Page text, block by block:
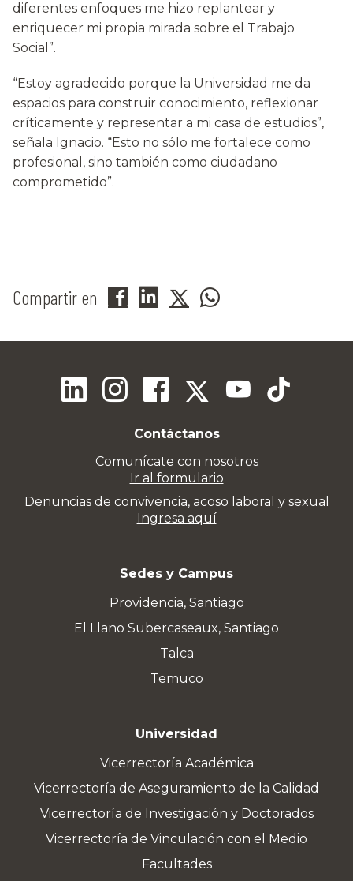
diferentes enfoques me hizo replantear y
enriquecer mi propia mirada sobre el Trabajo
Social”.
“Estoy agradecido porque la Universidad me da
espacios para construir conocimiento, reflexionar
críticamente y representar a mi casa de estudios”,
señala Ignacio. “Esto no sólo me fortalece como
profesional, sino también como ciudadano
comprometido”.
Compartir en
Contáctanos
Comunícate con nosotros
Ir al formulario
Denuncias de convivencia, acoso laboral y sexual
Ingresa aquí
Sedes y Campus
Providencia, Santiago
El Llano Subercaseaux, Santiago
Talca
Temuco
Universidad
Vicerrectoría Académica
Vicerrectoría de Aseguramiento de la Calidad
Vicerrectoría de Investigación y Doctorados
Vicerrectoría de Vinculación con el Medio
Facultades